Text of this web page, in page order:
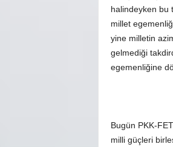
halindeyken bu
millet
yine milletin
gelmediği
egemenliğine
Bugün PKK-
milli güçleri